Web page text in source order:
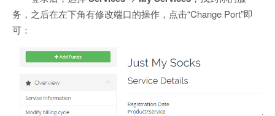
务，之后在左下角有修改端口的操作，点击“Change Port”即
可：